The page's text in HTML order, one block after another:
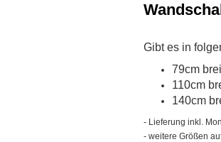
Gibt es in
79cm
110cm
140cm
- Lieferung inkl.
- weitere Größen